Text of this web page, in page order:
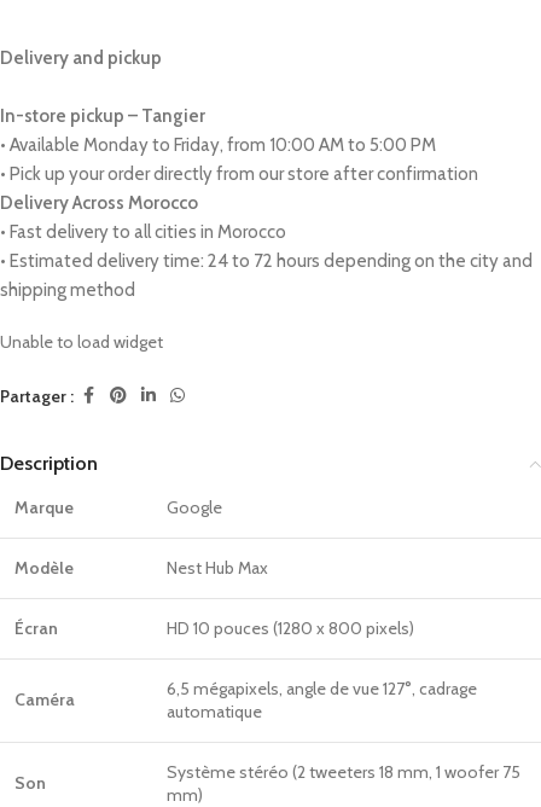
Delivery and pickup
In-store pickup – Tangier
• Available Monday to Friday, from 10:00 AM to 5:00 PM
• Pick up your order directly from our store after confirmation
Delivery Across Morocco
• Fast delivery to all cities in Morocco
• Estimated delivery time: 24 to 72 hours depending on the city and
shipping method
Unable to load widget
Partager :
Description
Marque Google
Modèle Nest Hub Max
Écran HD 10 pouces (1280 x 800 pixels)
Caméra
6,5 mégapixels, angle de vue 127°, cadrage
automatique
Son
Système stéréo (2 tweeters 18 mm, 1 woofer 75
mm)